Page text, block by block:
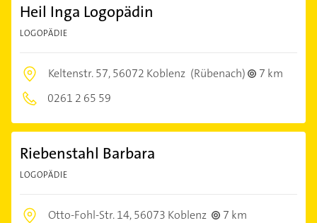
Heil Inga Logopädin
LOGOPÄDIE
Keltenstr. 57,56072 Koblenz (Rübenach)
7 km
0261 2 65 59
Riebenstahl Barbara
LOGOPÄDIE
Otto-Fohl-Str. 14,56073 Koblenz
7 km